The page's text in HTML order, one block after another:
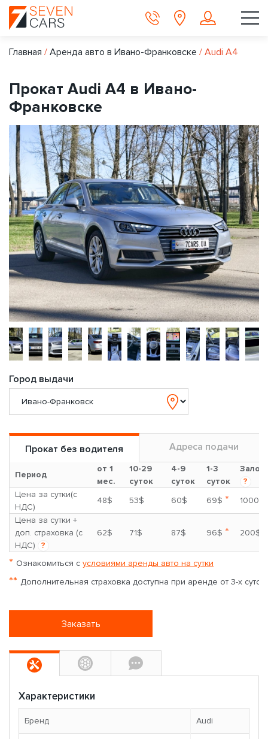
Главная / Аренда авто в Ивано-Франковске / Audi A4
Прокат Audi A4 в Ивано-
Франковске
Город выдачи
Прокат без водителя Адреса подачи
Период
от 1
мес.
10-29
суток
4-9
суток
1-3
суток
Залог
?
Цена за сутки(с
НДС)
48$ 53$ 60$ 69$ *
1000$
Цена за сутки +
доп. страховка (с
НДС)
?
62$ 71$ 87$ 96$ * 200$
* Ознакомиться с условиями аренды авто на сутки
** Дополнительная страховка доступна при аренде от 3-х суток
Заказать
Характеристики
Бренд Audi